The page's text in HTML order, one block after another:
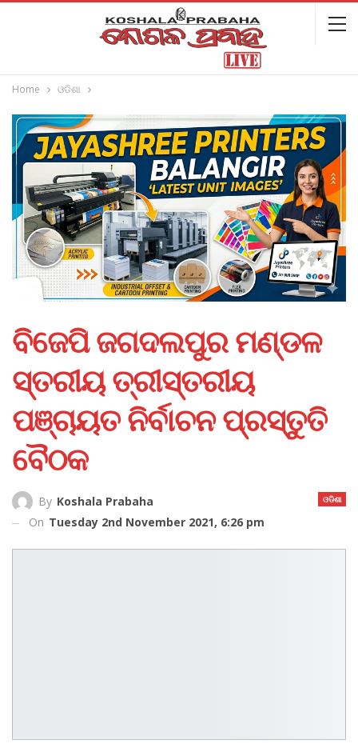
Home ଓଡିଶା
ବିଜେପି ଜଗଦଲପୁର ମଣ୍ଡଳ
ସ୍ତରୀୟ ତ୍ରୀସ୍ତରୀୟ
ପଞ୍ଚାୟତ ନିର୍ବାଚନ ପ୍ରସ୍ତୁତି
ବୈଠକ
ଓଡିଶା
By Koshala Prabaha
On Tuesday 2nd November 2021, 6:26 pm